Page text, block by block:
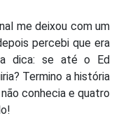
me deixou com um
percebi que era
dica: se até o Ed
Termino a história
conhecia e quatro